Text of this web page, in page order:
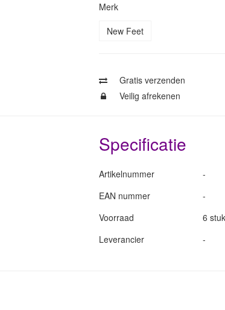
Merk
New Feet
Gratis verzenden
Veilig afrekenen
Specificatie
Artikelnummer
-
EAN nummer
-
Voorraad
6
Leverancier
-